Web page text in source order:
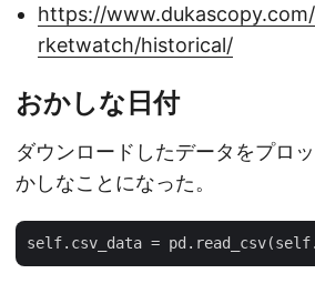
https://
rketwatch/historical/
おかしな日付
ダウンロードしたデータをプロ
かしなことになった。
self.csv_data =